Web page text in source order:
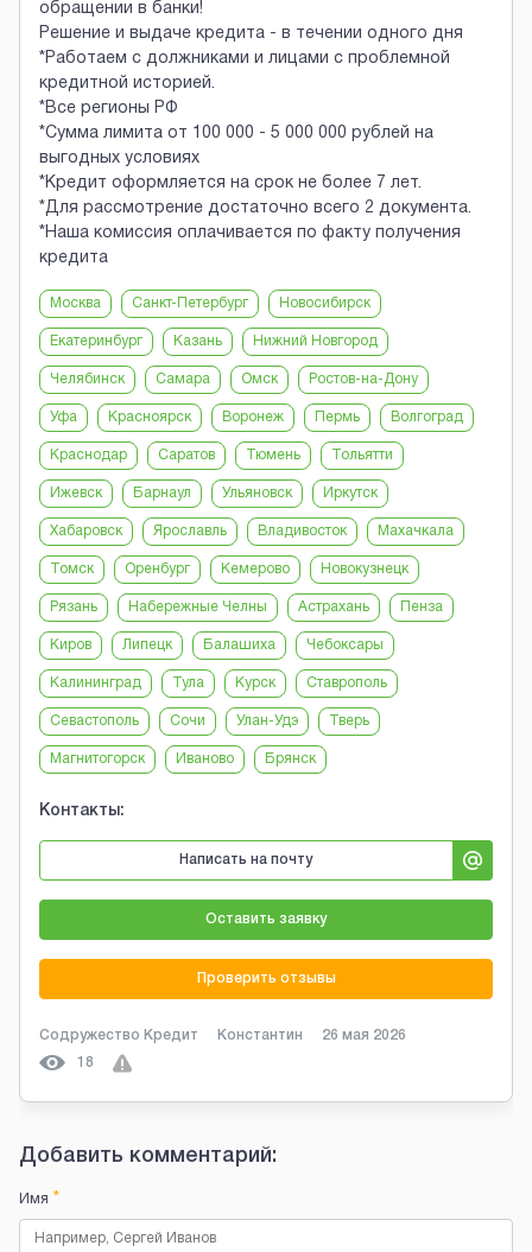
обращении в банки!
Решение и выдаче кредита - в течении одного дня
*Работаем с должниками и лицами с проблемной
кредитной историей.
*Все регионы РФ
*Сумма лимита от 100 000 - 5 000 000 рублей на
выгодных условиях
*Кредит оформляется на срок не более 7 лет.
*Для рассмотрение достаточно всего 2 документа.
*Наша комиссия оплачивается по факту получения
кредита
Москва Санкт-Петербург Новосибирск
Екатеринбург Казань Нижний Новгород
Челябинск Самара Омск Ростов-на-Дону
Уфа Красноярск Воронеж Пермь Волгоград
Краснодар Саратов Тюмень Тольятти
Ижевск Барнаул Ульяновск Иркутск
Хабаровск Ярославль Владивосток Махачкала
Томск Оренбург Кемерово Новокузнецк
Рязань Набережные Челны Астрахань Пенза
Киров Липецк Балашиха Чебоксары
Калининград Тула Курск Ставрополь
Севастополь Сочи Улан-Удэ Тверь
Магнитогорск Иваново Брянск
Контакты:
Написать на почту
Оставить заявку
Проверить отзывы
Содружество Кредит Константин 26 мая 2026
18
Добавить комментарий:
Имя *